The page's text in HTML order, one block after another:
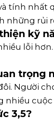
tính nhất
những rủi
kỹ
lỗi
trọng
Người
nhiều
3,5?